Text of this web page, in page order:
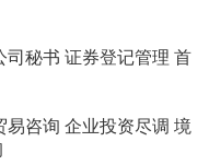
司秘书 证券登记管理 首
易咨询 企业投资尽调 境